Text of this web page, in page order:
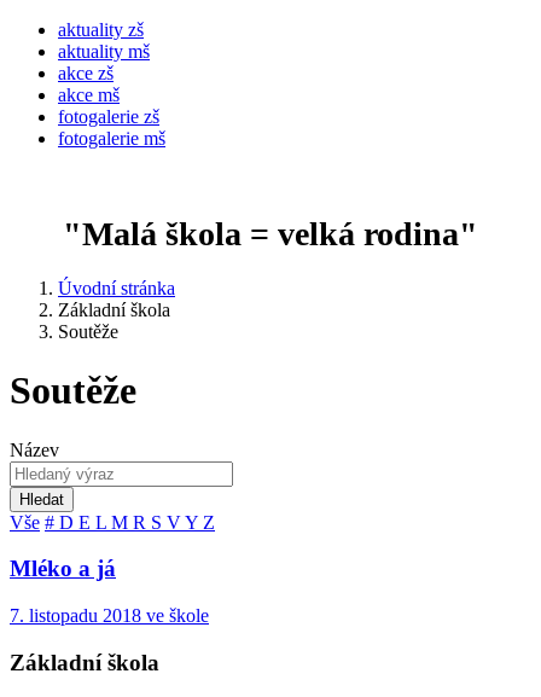
aktuality zš
aktuality mš
akce zš
akce mš
fotogalerie zš
fotogalerie mš
"Malá škola = velká rodina"
Úvodní stránka
Základní škola
Soutěže
Soutěže
Název
Hledat
Vše # D E L M R S VY Z
Mléko a já
7. listopadu 2018 ve škole
Základní škola